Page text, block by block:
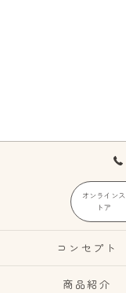
オンラインス
トア
コンセプト
商品紹介